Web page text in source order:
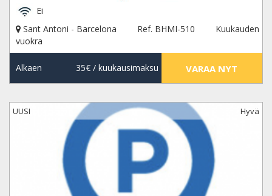
Ei
Sant Antoni - Barcelona
Ref. BHMI-510
Kuukauden
vuokra
Alkaen 35€/ kuukausimaksu VARAA NYT
UUSI Hyvä